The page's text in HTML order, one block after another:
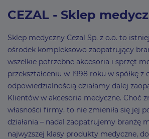
CEZAL - Sklep
Sklep medyczny Cezal Sp. z o.o. to
ośrodek kompleksowo zaopatrujący
wszelkie potrzebne akcesoria i sprzęt
przekształceniu w 1998 roku w spółkę z
odpowiedzialnością działamy dalej
Klientów w akcesoria medyczne. Choć
własności firmy, to nie zmieniła się jej
działania – nadal zaopatrujemy branżę
najwyższej klasy produkty medyczne,